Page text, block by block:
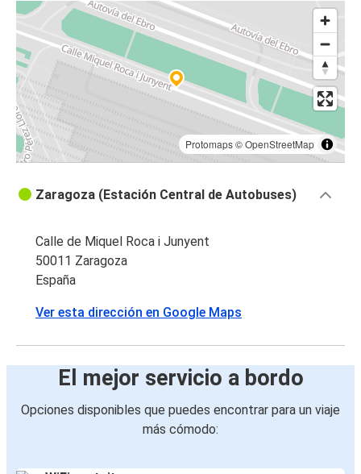
Protomaps©OpenStreetMap
Zaragoza (Estación Central de Autobuses)
Calle de Miquel Roca i Junyent
50011 Zaragoza
España
Ver esta dirección en Google Maps
El mejor servicio a bordo
Opciones disponibles que puedes encontrar para un viaje
más cómodo: